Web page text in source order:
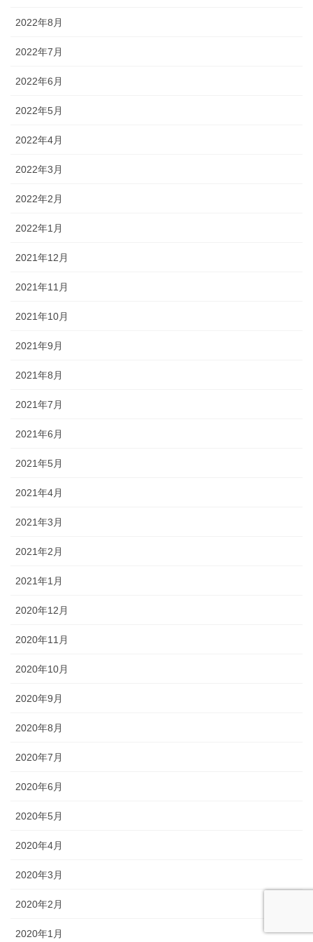
2022年8月
2022年7月
2022年6月
2022年5月
2022年4月
2022年3月
2022年2月
2022年1月
2021年12月
2021年11月
2021年10月
2021年9月
2021年8月
2021年7月
2021年6月
2021年5月
2021年4月
2021年3月
2021年2月
2021年1月
2020年12月
2020年11月
2020年10月
2020年9月
2020年8月
2020年7月
2020年6月
2020年5月
2020年4月
2020年3月
2020年2月
2020年1月